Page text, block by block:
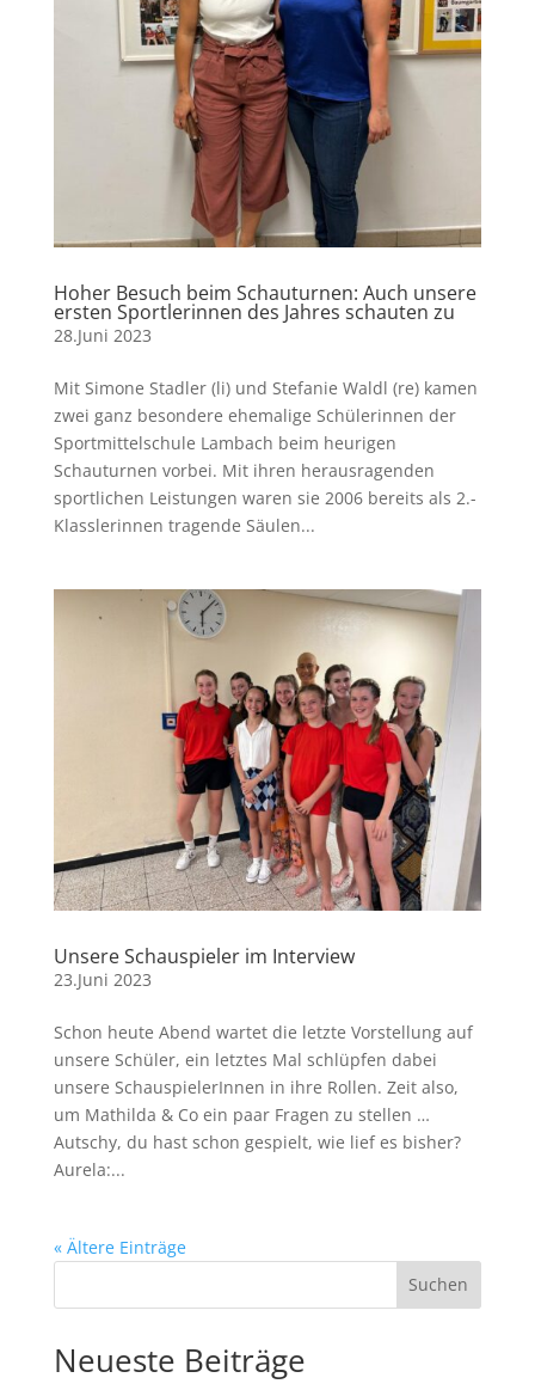
Hoher Besuch beim Schauturnen: Auch unsere
ersten Sportlerinnen des Jahres schauten zu
28.Juni 2023
Mit Simone Stadler (li) und Stefanie Waldl (re) kamen
zwei ganz besondere ehemalige Schülerinnen der
Sportmittelschule Lambach beim heurigen
Schauturnen vorbei. Mit ihren herausragenden
sportlichen Leistungen waren sie 2006 bereits als 2.-
Klasslerinnen tragende Säulen...
Unsere Schauspieler im Interview
23.Juni 2023
Schon heute Abend wartet die letzte Vorstellung auf
unsere Schüler, ein letztes Mal schlüpfen dabei
unsere SchauspielerInnen in ihre Rollen. Zeit also,
um Mathilda & Co ein paar Fragen zu stellen …
Autschy, du hast schon gespielt, wie lief es bisher?
Aurela:...
« Ältere Einträge
Suchen
Neueste Beiträge